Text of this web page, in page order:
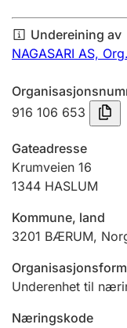
Årsrekneskap
Innsending og
Tinglysing
Jeger
Betaling og
Undereining av
NAGASARI AS,
916 106 653
Gateadresse
Krumveien 16
1344 HASLUM
Kommune, land
3201 BÆRUM,
Organisasjonsform
Underenhet til
Næringskode